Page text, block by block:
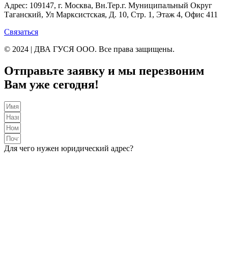
Адрес: 109147, г. Москва, Вн.Тер.г. Муниципальный Округ
Таганский, Ул Марксистская, Д. 10, Стр. 1, Этаж 4, Офис 411
Связаться
© 2024 | ДВА ГУСЯ OOO. Все права защищены.
Отправьте заявку и мы перезвоним
Вам уже сегодня!
Для чего нужен юридический адрес?